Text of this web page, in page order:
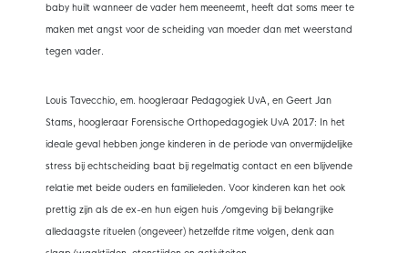
baby huilt wanneer de vader hem meeneemt, heeft dat soms meer te
maken met angst voor de scheiding van moeder dan met weerstand
tegen vader.
Louis Tavecchio, em. hoogleraar Pedagogiek UvA, en Geert Jan
Stams, hoogleraar Forensische Orthopedagogiek UvA 2017: In het
ideale geval hebben jonge kinderen in de periode van onvermijdelijke
stress bij echtscheiding baat bij regelmatig contact en een blijvende
relatie met beide ouders en familieleden. Voor kinderen kan het ook
prettig zijn als de ex-en hun eigen huis /omgeving bij belangrijke
alledaagste rituelen (ongeveer) hetzelfde ritme volgen, denk aan